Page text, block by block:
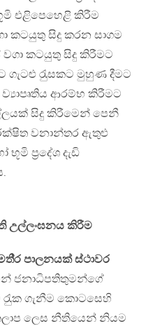
එළිපෙහෙළි කිරීම
කටයුතු සිදු කරන සාගම
කටයුතු සිදු කිරීමට
රැුසකට මුහුණ දීමට
ව්‍යාපෘතිය ආරම්භ කිරීමට
සිදු කිරීමෙන් පෙනී
වනාන්තර ඇතුළු
ප‍්‍රදේශ දැඩි
උල්ලංඝනය කිරීම
පාලනයක් ස්ථාවර
ජනාධිපතිතුමන්ගේ
රැුක ගැනීම කොටසෙහි
ලෙස නීතියෙන් නියම